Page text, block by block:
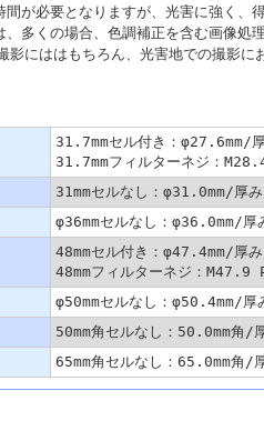
が必要となりますが、光害に強く、
多くの場合、色調補正を含む画像処
にははもちろん、光害地での撮影に
31.7mmセル付き：φ27.6mm/
31.7mmフィルターネジ：
31mmセルなし：φ31.0mm/厚
φ36mmセルなし：φ36.0mm/厚
48mmセル付き：φ47.4mm/厚
48mmフィルターネジ：M47.9
φ50mmセルなし：φ50.4mm/厚
50mm角セルなし：50.0mm角/
65mm角セルなし：65.0mm角/